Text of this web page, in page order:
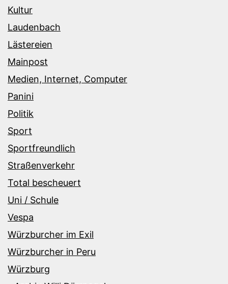
Kultur
Laudenbach
Lästereien
Mainpost
Medien, Internet, Computer
Panini
Politik
Sport
Sportfreundlich
Straßenverkehr
Total bescheuert
Uni / Schule
Vespa
Würzburcher im Exil
Würzburcher in Peru
Würzburg